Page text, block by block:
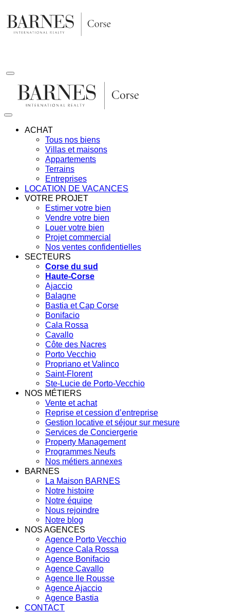
au
contenu
ACHAT
Tous nos biens
Villas et maisons
Appartements
Terrains
Entreprises
LOCATION DE VACANCES
VOTRE PROJET
Estimer votre bien
Vendre votre bien
Louer votre bien
Projet commercial
Nos ventes confidentielles
SECTEURS
Corse du sud
Haute-Corse
Ajaccio
Balagne
Bastia et Cap Corse
Bonifacio
Cala Rossa
Cavallo
Côte des Nacres
Porto Vecchio
Propriano et Valinco
Saint-Florent
Ste-Lucie de Porto-Vecchio
NOS MÉTIERS
Vente et achat
Reprise et cession d’entreprise
Gestion locative et séjour sur mesure
Services de Conciergerie
Property Management
Programmes Neufs
Nos métiers annexes
BARNES
La Maison BARNES
Notre histoire
Notre équipe
Nous rejoindre
Notre blog
NOS AGENCES
Agence Porto Vecchio
Agence Cala Rossa
Agence Bonifacio
Agence Cavallo
Agence Ile Rousse
Agence Ajaccio
Agence Bastia
CONTACT